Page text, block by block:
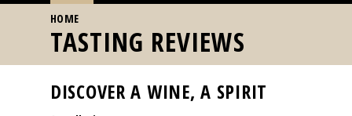
Home
YOU ARE HERE
HOME
TASTING REVIEWS
DISCOVER A WINE, A SPIRIT